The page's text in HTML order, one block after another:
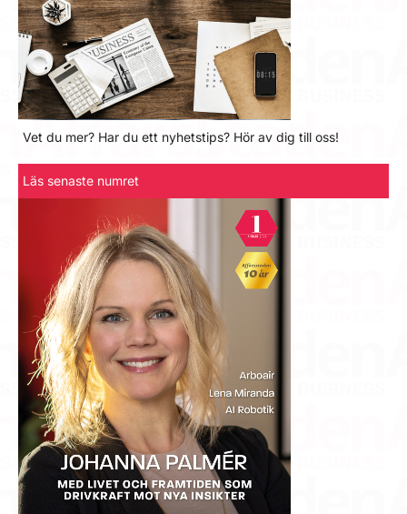
Vet du mer? Har du ett nyhetstips? Hör av dig till oss!
Läs senaste numret